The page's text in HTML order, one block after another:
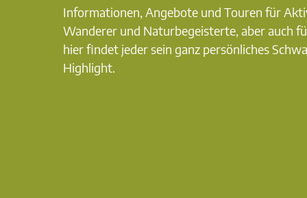
Informationen, Angebote und Touren für
Wanderer und Naturbegeisterte, aber auch
hier findet jeder sein ganz persönliches
Highlight.